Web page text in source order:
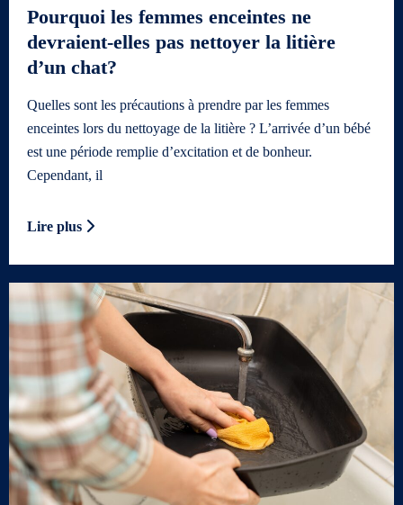
Pourquoi les femmes enceintes ne
devraient-elles pas nettoyer la litière
d’un chat?
Quelles sont les précautions à prendre par les femmes
enceintes lors du nettoyage de la litière ? L’arrivée d’un bébé
est une période remplie d’excitation et de bonheur.
Cependant, il
Lire plus